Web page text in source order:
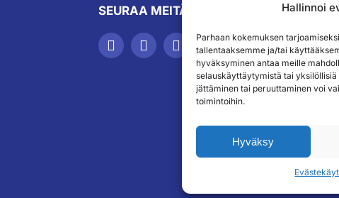
Hallinnoi
Parhaan kokemuksen
tallentaaksemme ja/tai
hyväksyminen antaa meille
selauskäyttäytymistä tai
jättäminen tai peruuttaminen voi
toimintoihin.
Hyväksy
SEURAA MEITÄ TILAA